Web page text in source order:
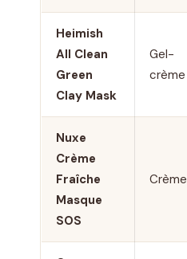
Heimish
All Clean
Green
Clay Mask
Gel-
crème
Nuxe
Crème
Fraîche
Masque
SOS
Crème